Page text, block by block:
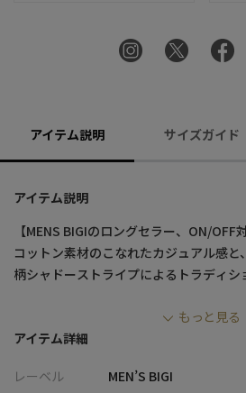
アイテム説明 サイズガイド
アイテム説明
【MENS BIGIのロングセラー、ON/OFF
コットン素材のこなれたカジュアル感
柄シャドーストライプによるトラディ
細身ながら動きやすいテーパードシルエ
アルからお出かけ、アクティブなシーン
もっと見る
アイテム詳細
レーベル
MEN’S BIGI